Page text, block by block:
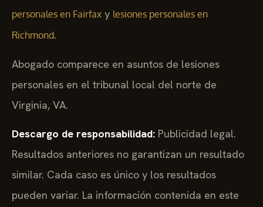
personales en Fairfax y lesiones personales en
Richmond.
Abogado comparece en asuntos de lesiones
personales en el tribunal local del norte de
Virginia, VA.
Descargo de responsabilidad: Publicidad legal.
Resultados anteriores no garantizan un resultado
similar. Cada caso es único y los resultados
pueden variar. La información contenida en este